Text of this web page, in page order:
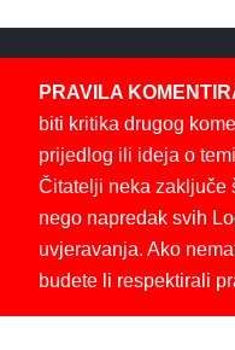
PRAVILA
biti kritika drugog
prijedlog ili ideja o
Čitatelji neka zaključe
nego napredak svih
uvjeravanja. Ako
budete li respektirali